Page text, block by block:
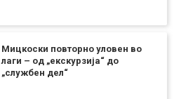
Мицкоски повторно уловен во
лаги – од „екскурзија“ до
„службен дел“